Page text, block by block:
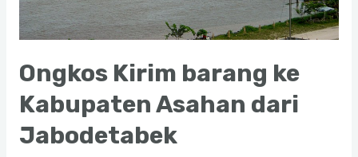
Ongkos Kirim barang ke
Kabupaten Asahan dari
Jabodetabek